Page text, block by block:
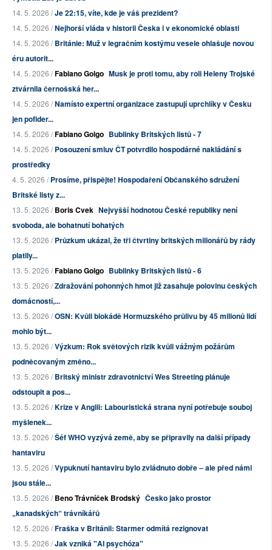
14. 5. 2026 /Je 22:15, víte, kde je váš prezident?
14. 5. 2026 /Nejhorší vláda v historii Česka i v ekonomické oblasti
14. 5. 2026 /Británie: Muž v legračním kostýmu vesele ohlašuje novou
éru autorit...
14. 5. 2026 /Fabiano Golgo Musk je proti tomu, aby roli Heleny Trojské
ztvárnila černošská her...
14. 5. 2026 /Namísto expertní organizace zastupují uprchlíky v Česku
jen pofider...
14. 5. 2026 /Fabiano Golgo Bublinky Britských listů - 7
14. 5. 2026 /Posouzení smluv ČT potvrdilo hospodárné nakládání s
prostředky
4. 5. 2026 /Prosíme, přispějte! Hospodaření Občanského sdružení
Britské listy z...
13. 5. 2026 /Boris Cvek Nejvyšší hodnotou České republiky není
svoboda, ale bohatnutí bohatých
13. 5. 2026 /Průzkum ukázal, že tři čtvrtiny britských milionářů by rády
platily...
13. 5. 2026 /Fabiano Golgo Bublinky Britských listů - 6
13. 5. 2026 /Zdražování pohonných hmot již zasahuje polovinu českých
domácností,...
13. 5. 2026 /OSN: Kvůli blokádě Hormuzského průlivu by 45 milionů lidí
mohlo být...
13. 5. 2026 /Výzkum: Rok světových rizik kvůli vážným požárům
podněcovaným změno...
13. 5. 2026 /Britský ministr zdravotnictví Wes Streeting plánuje
odstoupit a pos...
13. 5. 2026 /Krize v Anglii: Labouristická strana nyní potřebuje souboj
myšlenek...
13. 5. 2026 /Šéf WHO vyzývá země, aby se připravily na další případy
hantaviru
13. 5. 2026 /Vypuknutí hantaviru bylo zvládnuto dobře – ale před námi
jsou stále...
13. 5. 2026 /Beno Trávníček Brodský Česko jako prostor
„kanadských“ trávníkářů
12. 5. 2026 /Fraška v Británii: Starmer odmítá rezignovat
13. 5. 2026 /Jak vzniká "AI psychóza"